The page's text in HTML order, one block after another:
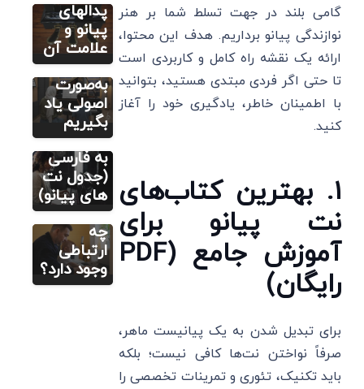
گامی بلند در جهت تسلط شما بر هنر
نوازندگی پیانو برداریم. هدف این محتوا،
ارائه یک نقشه راه کامل و کاربردی است
تا حتی اگر فردی مبتدی هستید، بتوانید
با اطمینان خاطر، یادگیری خود را آغاز
کنید.
۱. بهترین کتاب‌های
نت پیانو برای
آموزش جامع (PDF
رایگان)
برای تبدیل شدن به یک پیانیست ماهر،
صرفاً نواختن نت‌ها کافی نیست؛ بلکه
باید تکنیک، تئوری و تمرینات تخصصی را
پدالهای
پیانو و
علامت آن
قطعه
دلخواه؛
چگونه
پیانو را
به‌صورت
اصولی یاد
بگیریم
آموزش نت
های پیانو
تمام نت
های پیانو
به فارسی
(جدول نت
های پیانو)
کتاب های
آموزش پیانو
چرا افراد
موفق
پیانو
می‌نوازند؟
بین
موسیقی و
ذهن خلاق
چه
ارتباطی
وجود دارد؟